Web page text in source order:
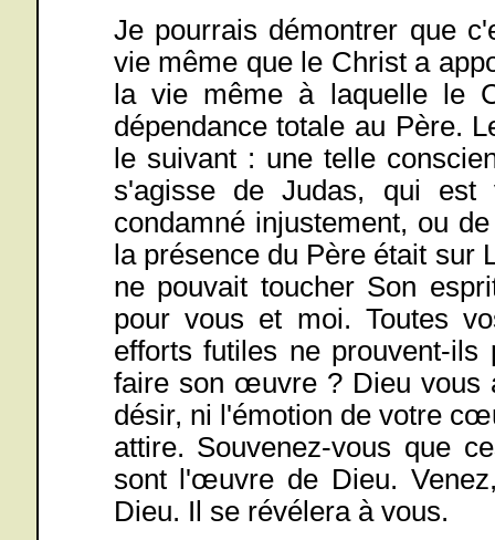
Je pourrais démontrer que
vie même que le Christ a
la vie même à laquelle le
dépendance totale au Père.
le suivant : une telle
s'agisse de Judas, qui
condamné injustement, ou
la présence du Père était sur
ne pouvait toucher Son
pour vous et moi. Toutes
efforts futiles ne prouvent-
faire son œuvre ? Dieu vous
désir, ni l'émotion de votre
attire. Souvenez-vous que
sont l'œuvre de Dieu.
Dieu. Il se révélera à vous.